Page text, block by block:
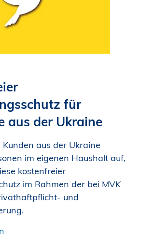
für
aus der Ukraine
aus der Ukraine
im eigenen Haushalt auf,
kostenfreier
im Rahmen der bei MVK
und